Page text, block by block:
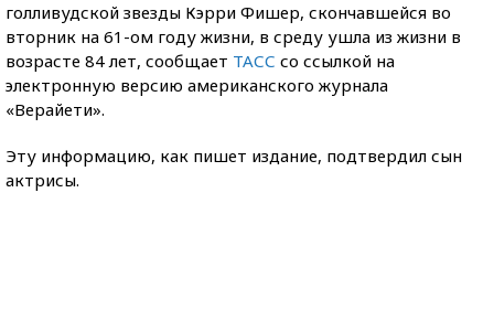
голливудской звезды Кэрри Фишер, скончавшейся во
вторник на 61-ом году жизни, в среду ушла из жизни в
возрасте 84 лет, сообщает ТАСС со ссылкой на
электронную версию американского журнала
«Верайети».
Эту информацию, как пишет издание, подтвердил сын
актрисы.